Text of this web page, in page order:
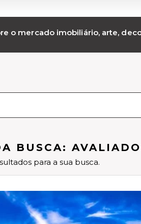
o mercado imobiliário, arte,
BUSCA:
para a sua busca.